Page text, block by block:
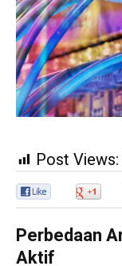
Post Views:
Perbedaan
Aktif